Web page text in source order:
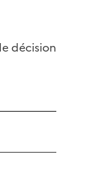
décision